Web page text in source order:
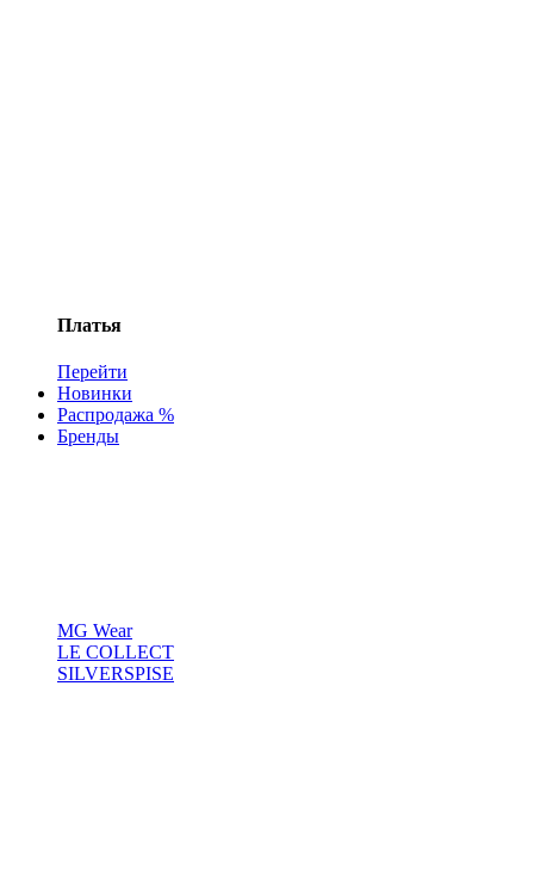
Платья
Перейти
Новинки
Распродажа %
Бренды
MG Wear
LE COLLECT
SILVERSPISE